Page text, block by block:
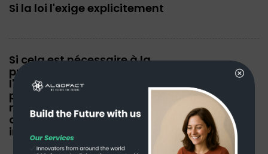
Si la loi l'exige explicitement
Si cela est nécessaire à la
protection de la vie ou de
l'intégrité physique d'une
personne qui n'est pas en
mesure de donner son
consentement en raison d'une
impossibilité réelle